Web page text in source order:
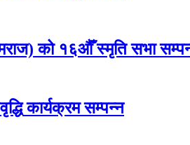
को १६औँ स्मृति सभा
कार्यक्रम सम्पन्न